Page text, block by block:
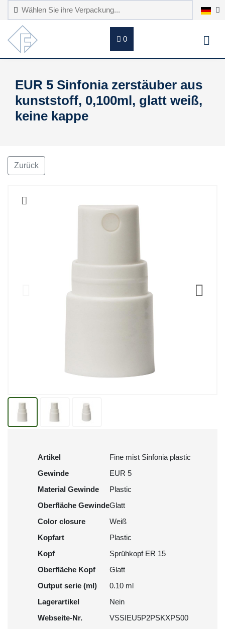
0
EUR 5 Sinfonia zerstäuber aus
kunststoff, 0,100ml, glatt weiß,
keine kappe
Zurück
Artikel
Fine mist Sinfonia plastic
Gewinde
EUR 5
Material Gewinde
Plastic
Oberfläche GewindeGlatt
Color closure
Weiß
Kopfart
Plastic
Kopf
Sprühkopf ER 15
Oberfläche Kopf
Glatt
Output serie (ml)
0.10 ml
Lagerartikel
Nein
Webseite-Nr.
VSSIEU5P2PSKXPS00